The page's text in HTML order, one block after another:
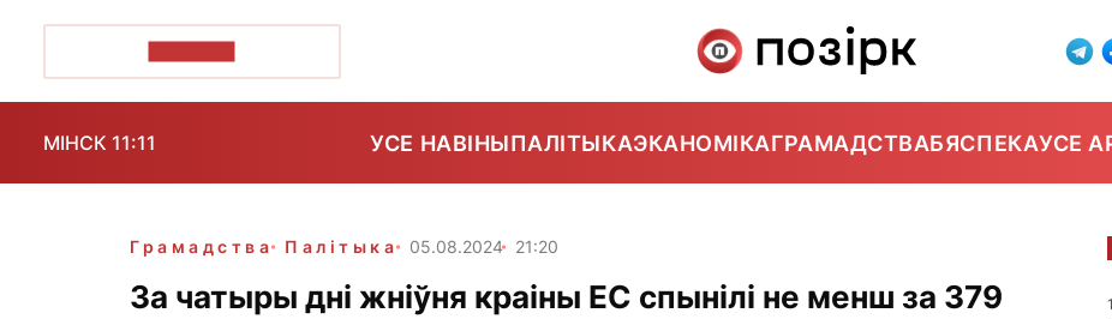
МІНСК 11:11 УСЕ НАВІНЫПАЛІТЫКАЭКАНОМІКАГРАМАДСТВАБЯСПЕКАУСЕ
Грамадства Палітыка 05.08.2024 21:20
За чатыры дні жніўня краіны ЕС спынілі не менш за 379